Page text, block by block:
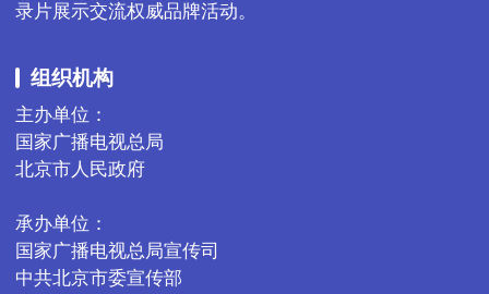
录片展示交流权威品牌活动。
组织机构
主办单位：
国家广播电视总局
北京市人民政府
承办单位：
国家广播电视总局宣传司
中共北京市委宣传部